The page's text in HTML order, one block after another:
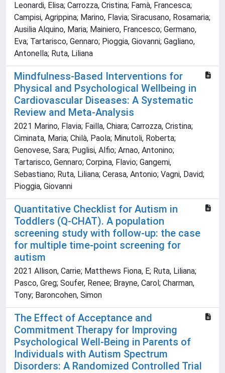
Leonardi, Elisa; Carrozza, Cristina; Famà, Francesca;
Campisi, Agrippina; Marino, Flavia; Siracusano, Rosamaria;
Ausilia Alquino, Maria; Mainiero, Francesco; Germano,
Eva; Tartarisco, Gennaro; Pioggia, Giovanni; Gagliano,
Antonella; Ruta, Liliana
Mindfulness-Based Interventions for
Physical and Psychological Wellbeing in
Cardiovascular Diseases: A Systematic
Review and Meta-Analysis
2021 Marino, Flavia; Failla, Chiara; Carrozza, Cristina;
Ciminata, Maria; Chilà, Paola; Minutoli, Roberta;
Genovese, Sara; Puglisi, Alfio; Arnao, Antonino;
Tartarisco, Gennaro; Corpina, Flavio; Gangemi,
Sebastiano; Ruta, Liliana; Cerasa, Antonio; Vagni, David;
Pioggia, Giovanni
Quantitative Checklist for Autism in
Toddlers (Q-CHAT). A population
screening study with follow-up: the case
for multiple time-point screening for
autism
2021 Allison, Carrie; Matthews Fiona, E; Ruta, Liliana;
Pasco, Greg; Soufer, Renee; Brayne, Carol; Charman,
Tony; Baroncohen, Simon
The Effect of Acceptance and
Commitment Therapy for Improving
Psychological Well-Being in Parents of
Individuals with Autism Spectrum
Disorders: A Randomized Controlled Trial